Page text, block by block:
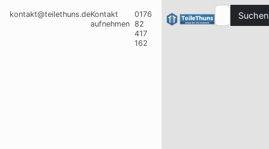
kontakt@teilethuns.deKontakt
aufnehmen
0176
82
417
162
Suchen